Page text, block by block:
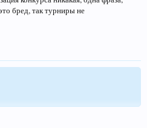
бред, так турниры не